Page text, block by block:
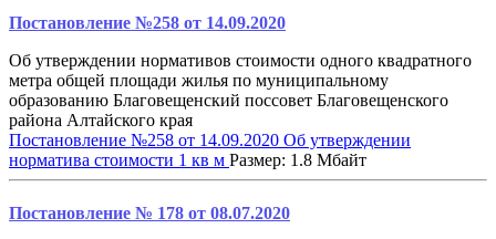
Постановление №258 от 14.09.2020
Об утверждении нормативов стоимости одного квадратного
метра общей площади жилья по муниципальному
образованию Благовещенский поссовет Благовещенского
района Алтайского края
Постановление №258 от 14.09.2020 Об утверждении
норматива стоимости 1 кв м Размер: 1.8 Мбайт
Постановление № 178 от 08.07.2020